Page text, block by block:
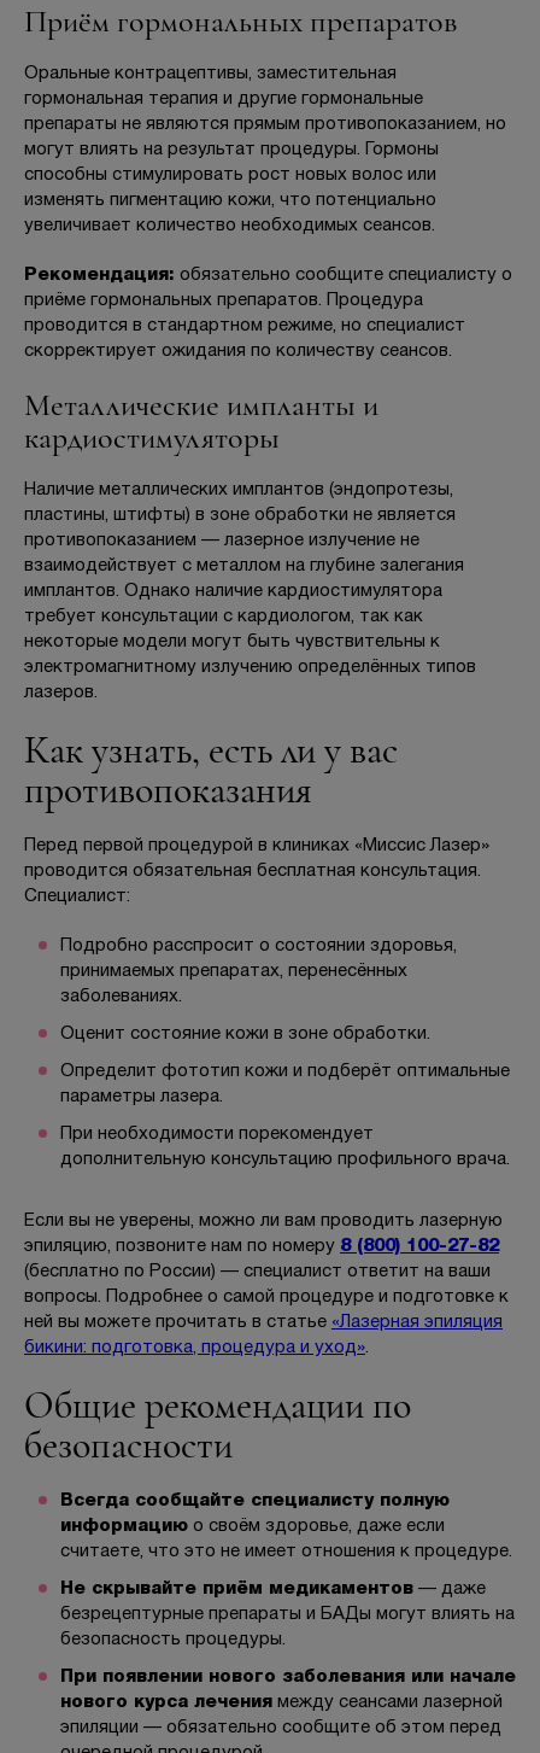
Приём гормональных препаратов
Оральные контрацептивы, заместительная
гормональная терапия и другие гормональные
препараты не являются прямым противопоказанием, но
могут влиять на результат процедуры. Гормоны
способны стимулировать рост новых волос или
изменять пигментацию кожи, что потенциально
увеличивает количество необходимых сеансов.
Рекомендация: обязательно сообщите специалисту о
приёме гормональных препаратов. Процедура
проводится в стандартном режиме, но специалист
скорректирует ожидания по количеству сеансов.
Металлические импланты и
кардиостимуляторы
Наличие металлических имплантов (эндопротезы,
пластины, штифты) в зоне обработки не является
противопоказанием — лазерное излучение не
взаимодействует с металлом на глубине залегания
имплантов. Однако наличие кардиостимулятора
требует консультации с кардиологом, так как
некоторые модели могут быть чувствительны к
электромагнитному излучению определённых типов
лазеров.
Как узнать, есть ли у вас
противопоказания
Перед первой процедурой в клиниках «Миссис Лазер»
проводится обязательная бесплатная консультация.
Специалист:
Подробно расспросит о состоянии здоровья,
принимаемых препаратах, перенесённых
заболеваниях.
Оценит состояние кожи в зоне обработки.
Определит фототип кожи и подберёт оптимальные
параметры лазера.
При необходимости порекомендует
дополнительную консультацию профильного врача.
Если вы не уверены, можно ли вам проводить лазерную
эпиляцию, позвоните нам по номеру 8 (800) 100-27-82
(бесплатно по России) — специалист ответит на ваши
вопросы. Подробнее о самой процедуре и подготовке к
ней вы можете прочитать в статье «Лазерная эпиляция
бикини: подготовка, процедура и уход».
Общие рекомендации по
безопасности
Всегда сообщайте специалисту полную
информацию о своём здоровье, даже если
считаете, что это не имеет отношения к процедуре.
Не скрывайте приём медикаментов — даже
безрецептурные препараты и БАДы могут влиять на
безопасность процедуры.
При появлении нового заболевания или начале
нового курса лечения между сеансами лазерной
эпиляции — обязательно сообщите об этом перед